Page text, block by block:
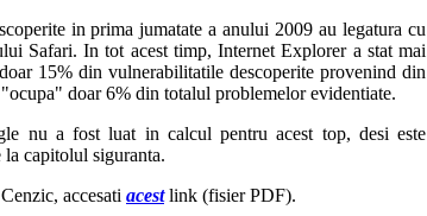
in prima jumatate a anului 2009 au legatura cu
Safari. In tot acest timp, Internet Explorer a stat mai
15% din vulnerabilitatile descoperite provenind din
doar 6% din totalul problemelor evidentiate.
nu a fost luat in calcul pentru acest top, desi este
la capitolul siguranta.
accesati acestlink (fisier PDF).